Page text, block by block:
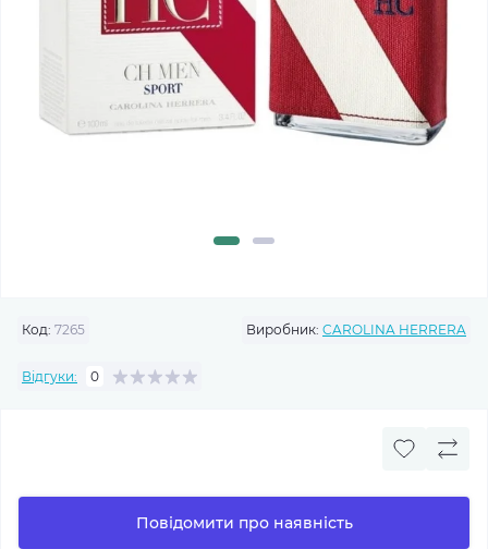
Код: 7265 Виробник: CAROLINA HERRERA
Відгуки: 0
Повідомити про наявність